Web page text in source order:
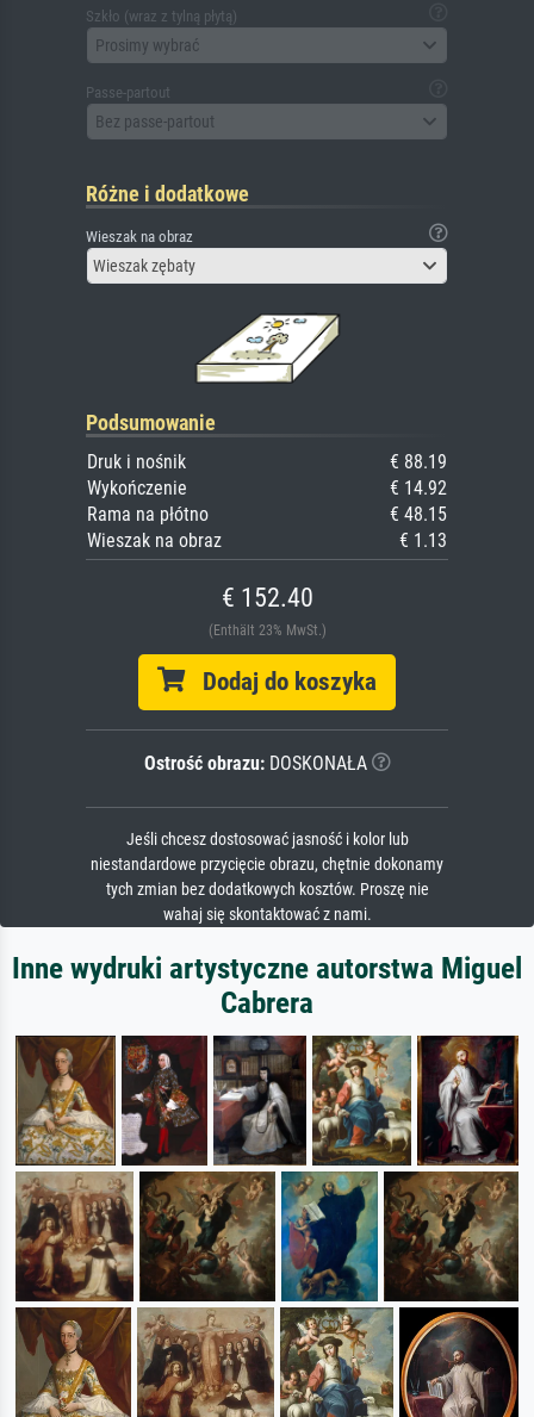
Szkło (wraz z tylną płytą)
Prosimy wybrać
Passe-partout
Bez passe-partout
Różne i dodatkowe
Wieszak na obraz
Wieszak zębaty
Podsumowanie
Druk i nośnik
€ 88.19
Wykończenie
€ 14.92
Rama na płótno
€ 48.15
Wieszak na obraz
€ 1.13
€ 152.40
(Enthält 23% MwSt.)
Dodaj do koszyka
Ostrość obrazu:DOSKONAŁA
Jeśli chcesz dostosować jasność i kolor lub
niestandardowe przycięcie obrazu, chętnie dokonamy
tych zmian bez dodatkowych kosztów. Proszę nie
wahaj się skontaktować z nami.
Inne wydruki artystyczne autorstwa Miguel
Cabrera